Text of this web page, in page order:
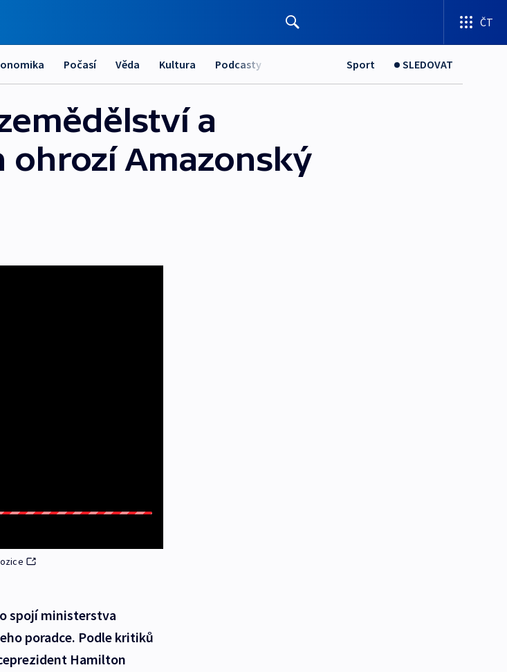
ČT
Počasí Věda Kultura Podcasty Sport SLEDOVAT
a
ohrozí Amazonský
spojí ministerstva
poradce. Podle kritiků
Hamilton